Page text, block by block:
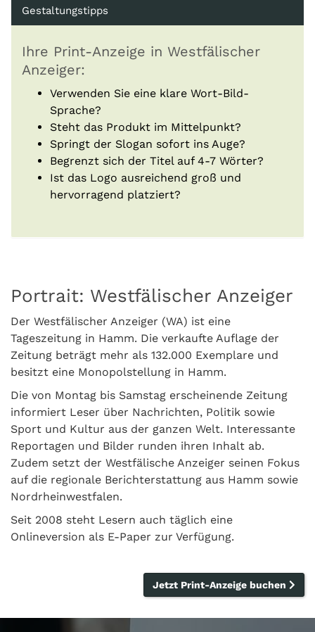
Gestaltungstipps
Ihre Print-Anzeige in Westfälischer
Anzeiger:
Verwenden Sie eine klare Wort-Bild-
Sprache?
Steht das Produkt im Mittelpunkt?
Springt der Slogan sofort ins Auge?
Begrenzt sich der Titel auf 4-7 Wörter?
Ist das Logo ausreichend groß und
hervorragend platziert?
Portrait: Westfälischer Anzeiger
Der Westfälischer Anzeiger (WA) ist eine
Tageszeitung in Hamm. Die verkaufte Auflage der
Zeitung beträgt mehr als 132.000 Exemplare und
besitzt eine Monopolstellung in Hamm.
Die von Montag bis Samstag erscheinende Zeitung
informiert Leser über Nachrichten, Politik sowie
Sport und Kultur aus der ganzen Welt. Interessante
Reportagen und Bilder runden ihren Inhalt ab.
Zudem setzt der Westfälische Anzeiger seinen Fokus
auf die regionale Berichterstattung aus Hamm sowie
Nordrheinwestfalen.
Seit 2008 steht Lesern auch täglich eine
Onlineversion als E-Paper zur Verfügung.
Jetzt Print-Anzeige buchen